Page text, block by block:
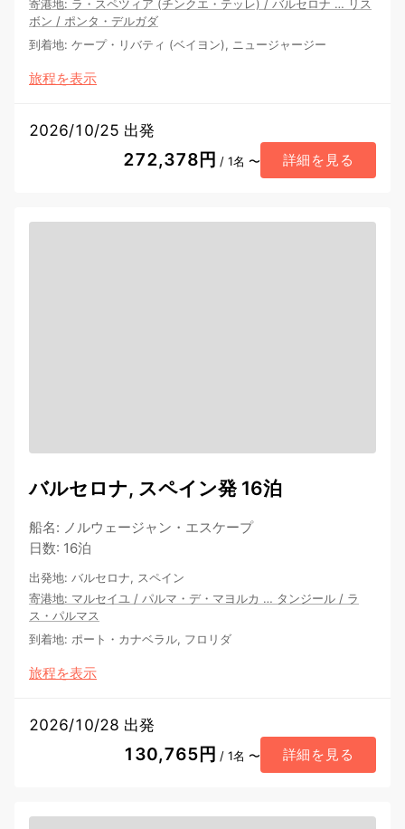
寄港地: ラ・スペツィア (チンクエ・テッレ) / バルセロナ … リス
ボン / ポンタ・デルガダ
到着地: ケープ・リバティ (ベイヨン), ニュージャージー
旅程を表示
2026/10/25 出発
272,378円 / 1名 〜 詳細を見る
バルセロナ, スペイン発 16泊
船名: ノルウェージャン・エスケープ
日数: 16泊
出発地: バルセロナ, スペイン
寄港地: マルセイユ / パルマ・デ・マヨルカ … タンジール / ラ
ス・パルマス
到着地: ポート・カナベラル, フロリダ
旅程を表示
2026/10/28 出発
130,765円 / 1名 〜 詳細を見る